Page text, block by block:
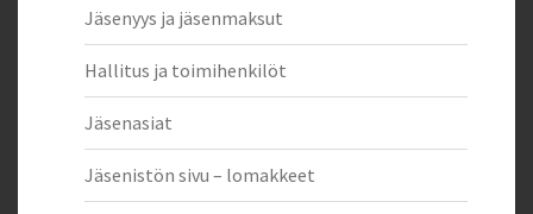
Jäsenyys ja jäsenmaksut
Hallitus ja toimihenkilöt
Jäsenasiat
Jäsenistön sivu – lomakkeet